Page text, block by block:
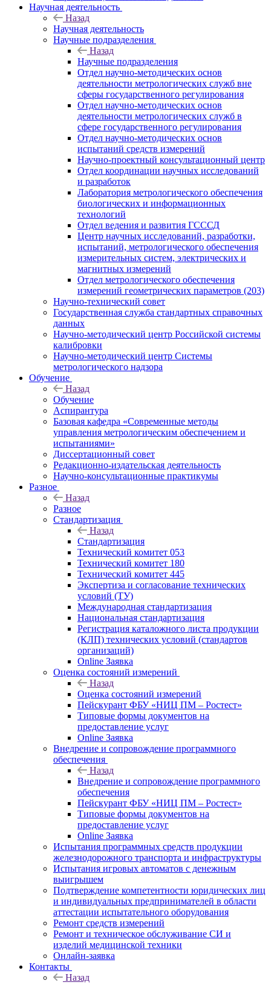
Научная деятельность
Назад
Научная деятельность
Научные подразделения
Назад
Научные подразделения
Отдел научно-методических основ
деятельности метрологических служб вне
сферы государственного регулирования
Отдел научно-методических основ
деятельности метрологических служб в
сфере государственного регулирования
Отдел научно-методических основ
испытаний средств измерений
Научно-проектный консультационный центр
Отдел координации научных исследований
и разработок
Лаборатория метрологического обеспечения
биологических и информационных
технологий
Отдел ведения и развития ГСССД
Центр научных исследований, разработки,
испытаний, метрологического обеспечения
измерительных систем, электрических и
магнитных измерений
Отдел метрологического обеспечения
измерений геометрических параметров (203)
Научно-технический совет
Государственная служба стандартных справочных
данных
Научно-методический центр Российской системы
калибровки
Научно-методический центр Системы
метрологического надзора
Обучение
Назад
Обучение
Аспирантура
Базовая кафедра «Современные методы
управления метрологическим обеспечением и
испытаниями»
Диссертационный совет
Редакционно-издательская деятельность
Научно-консультационные практикумы
Разное
Назад
Разное
Стандартизация
Назад
Стандартизация
Технический комитет 053
Технический комитет 180
Технический комитет 445
Экспертиза и согласование технических
условий (ТУ)
Международная стандартизация
Национальная стандартизация
Регистрация каталожного листа продукции
(КЛП) технических условий (стандартов
организаций)
Online Заявка
Оценка состояний измерений
Назад
Оценка состояний измерений
Пейскурант ФБУ «НИЦ ПМ – Ростест»
Типовые формы документов на
предоставление услуг
Online Заявка
Внедрение и сопровождение программного
обеспечения
Назад
Внедрение и сопровождение программного
обеспечения
Пейскурант ФБУ «НИЦ ПМ – Ростест»
Типовые формы документов на
предоставление услуг
Online Заявка
Испытания программных средств продукции
железнодорожного транспорта и инфраструктуры
Испытания игровых автоматов с денежным
выигрышем
Подтверждение компетентности юридических лиц
и индивидуальных предпринимателей в области
аттестации испытательного оборудования
Ремонт средств измерений
Ремонт и техническое обслуживание СИ и
изделий медицинской техники
Онлайн-заявка
Контакты
Назад